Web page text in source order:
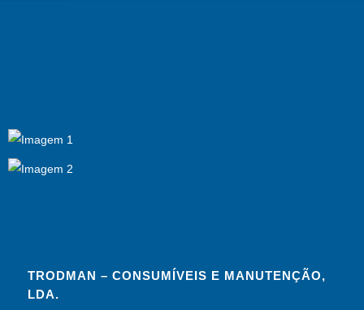
TRODMAN – CONSUMÍVEIS E MANUTENÇÃO,
LDA.